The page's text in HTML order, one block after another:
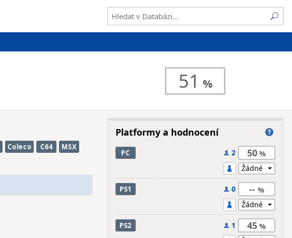
51
Coleco C64
MSX
Platformy a hodnocení
PC 2 50
PS1 0 --
PS2 1 45